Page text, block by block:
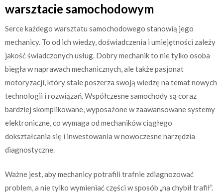
warsztacie samochodowym
Serce każdego warsztatu samochodowego stanowią jego
mechanicy. To od ich wiedzy, doświadczenia i umiejętności zależy
jakość świadczonych usług. Dobry mechanik to nie tylko osoba
biegła w naprawach mechanicznych, ale także pasjonat
motoryzacji, który stale poszerza swoją wiedzę na temat nowych
technologii i rozwiązań. Współczesne samochody są coraz
bardziej skomplikowane, wyposażone w zaawansowane systemy
elektroniczne, co wymaga od mechaników ciągłego
dokształcania się i inwestowania w nowoczesne narzędzia
diagnostyczne.
Ważne jest, aby mechanicy potrafili trafnie zdiagnozować
problem, a nie tylko wymieniać części w sposób „na chybił trafił”.